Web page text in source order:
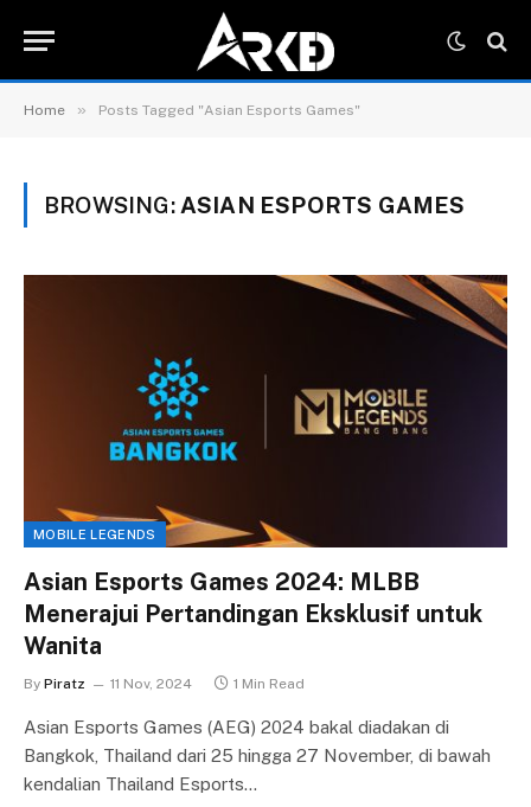
Home » Posts Tagged "Asian Esports Games"
BROWSING: ASIAN ESPORTS GAMES
MOBILE LEGENDS
Asian Esports Games 2024: MLBB
Menerajui Pertandingan Eksklusif untuk
Wanita
By Piratz 11 Nov, 2024 1 Min Read
Asian Esports Games (AEG) 2024 bakal diadakan di
Bangkok, Thailand dari 25 hingga 27 November, di bawah
kendalian Thailand Esports…